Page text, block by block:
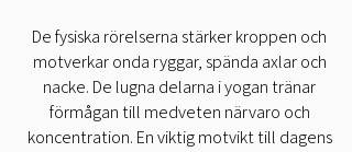
De fysiska rörelserna stärker kroppen och
motverkar onda ryggar, spända axlar och
nacke. De lugna delarna i yogan tränar
förmågan till medveten närvaro och
koncentration. En viktig motvikt till dagens